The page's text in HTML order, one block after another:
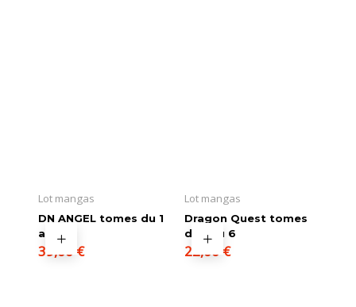
Lot mangas
DN ANGEL tomes du 1
au 11
39,00 €
Lot mangas
Dragon Quest tomes
du 1 au 6
22,00 €